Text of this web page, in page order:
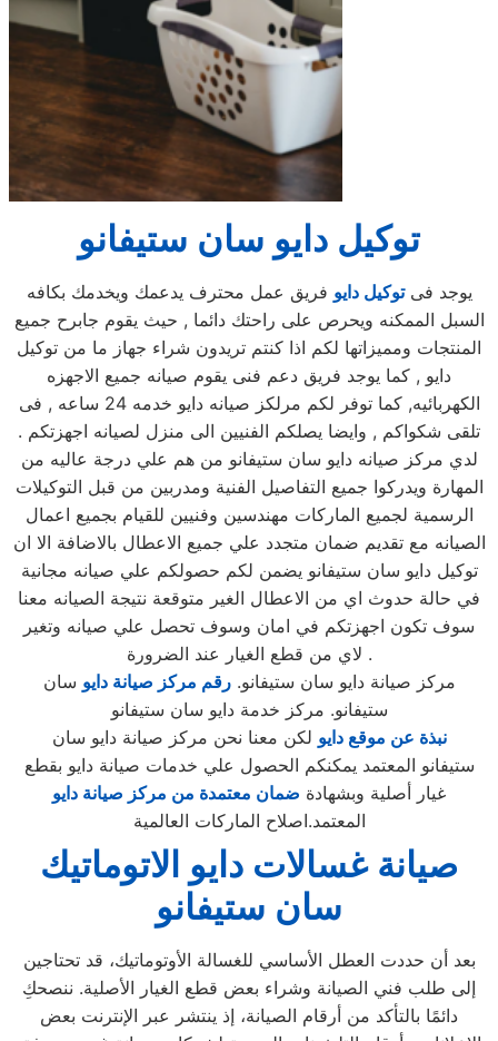
توكيل دايو سان ستيفانو
يوجد فىتوكيل دايو فريق عمل محترف يدعمك ويخدمك بكافه
السبل الممكنه ويحرص على راحتك دائما , حيث يقوم جابرح جميع
المنتجات ومميزاتها لكم اذا كنتم تريدون شراء جهاز ما من توكيل
دايو , كما يوجد فريق دعم فنى يقوم صيانه جميع الاجهزه
الكهربائيه, كما توفر لكم مرلكز صيانه دايو خدمه 24 ساعه , فى
تلقى شكواكم , وايضا يصلكم الفنيين الى منزل لصيانه اجهزتكم .
لدي مركز صيانه دايو سان ستيفانو من هم علي درجة عاليه من
المهارة ويدركوا جميع التفاصيل الفنية ومدربين من قبل التوكيلات
الرسمية لجميع الماركات مهندسين وفنيين للقيام بجميع اعمال
الصيانه مع تقديم ضمان متجدد علي جميع الاعطال بالاضافة الا ان
توكيل دايو سان ستيفانو يضمن لكم حصولكم علي صيانه مجانية
في حالة حدوث اي من الاعطال الغير متوقعة نتيجة الصيانه معنا
سوف تكون اجهزتكم في امان وسوف تحصل علي صيانه وتغير
لاي من قطع الغيار عند الضرورة .
مركز صيانة دايو سان ستيفانو.رقم مركز صيانة دايو سان
ستيفانو. مركز خدمة دايو سان ستيفانو
نبذة عن موقع دايو لكن معنا نحن مركز صيانة دايو سان
ستيفانو المعتمد يمكنكم الحصول علي خدمات صيانة دايو بقطع
غيار أصلية وبشهادة ضمان معتمدة من مركز صيانة دايو
المعتمد.اصلاح الماركات العالمية
صيانة غسالات دايو الاتوماتيك
سان ستيفانو
بعد أن حددت العطل الأساسي للغسالة الأوتوماتيك، قد تحتاجين
إلى طلب فني الصيانة وشراء بعض قطع الغيار الأصلية. ننصحكِ
دائمًا بالتأكد من أرقام الصيانة، إذ ينتشر عبر الإنترنت بعض